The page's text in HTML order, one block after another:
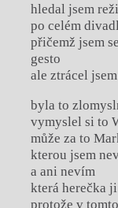
hledal jsem
po celém
přičemž jsem
gesto
ale ztrácel
byla to
vymyslel si to
může za to
kterou jsem
a ani nevím
která herečka
protože v